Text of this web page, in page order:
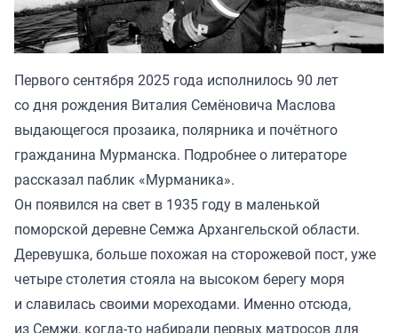
Первого сентября 2025 года исполнилось 90 лет
со дня рождения Виталия Семёновича Маслова
выдающегося прозаика, полярника и почётного
гражданина Мурманска. Подробнее о литераторе
рассказал паблик «Мурманика».
Он появился на свет в 1935 году в маленькой
поморской деревне Семжа Архангельской области.
Деревушка, больше похожая на сторожевой пост, уже
четыре столетия стояла на высоком берегу моря
и славилась своими мореходами. Именно отсюда,
из Семжи, когда-то набирали первых матросов для